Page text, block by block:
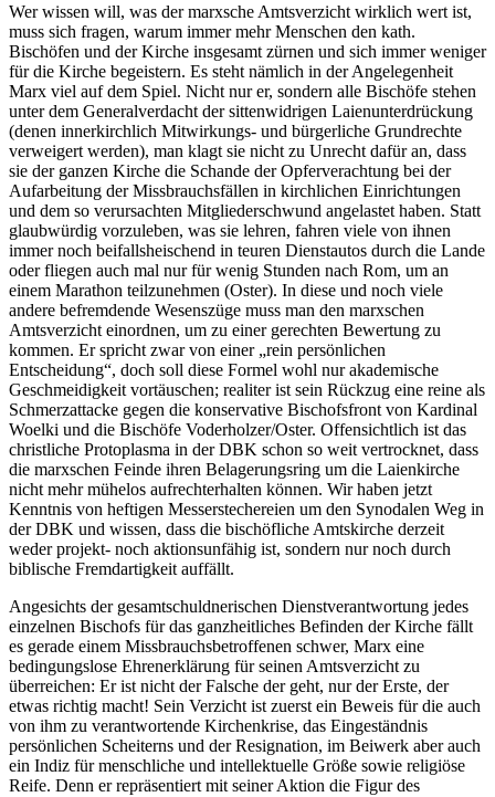
Wer wissen will, was der marxsche Amtsverzicht wirklich wert ist,
muss sich fragen, warum immer mehr Menschen den kath.
Bischöfen und der Kirche insgesamt zürnen und sich immer weniger
für die Kirche begeistern. Es steht nämlich in der Angelegenheit
Marx viel auf dem Spiel. Nicht nur er, sondern alle Bischöfe stehen
unter dem Generalverdacht der sittenwidrigen Laienunterdrückung
(denen innerkirchlich Mitwirkungs- und bürgerliche Grundrechte
verweigert werden), man klagt sie nicht zu Unrecht dafür an, dass
sie der ganzen Kirche die Schande der Opferverachtung bei der
Aufarbeitung der Missbrauchsfällen in kirchlichen Einrichtungen
und dem so verursachten Mitgliederschwund angelastet haben. Statt
glaubwürdig vorzuleben, was sie lehren, fahren viele von ihnen
immer noch beifallsheischend in teuren Dienstautos durch die Lande
oder fliegen auch mal nur für wenig Stunden nach Rom, um an
einem Marathon teilzunehmen (Oster). In diese und noch viele
andere befremdende Wesenszüge muss man den marxschen
Amtsverzicht einordnen, um zu einer gerechten Bewertung zu
kommen. Er spricht zwar von einer „rein persönlichen
Entscheidung“, doch soll diese Formel wohl nur akademische
Geschmeidigkeit vortäuschen; realiter ist sein Rückzug eine reine als
Schmerzattacke gegen die konservative Bischofsfront von Kardinal
Woelki und die Bischöfe Voderholzer/Oster. Offensichtlich ist das
christliche Protoplasma in der DBK schon so weit vertrocknet, dass
die marxschen Feinde ihren Belagerungsring um die Laienkirche
nicht mehr mühelos aufrechterhalten können. Wir haben jetzt
Kenntnis von heftigen Messerstechereien um den Synodalen Weg in
der DBK und wissen, dass die bischöfliche Amtskirche derzeit
weder projekt- noch aktionsunfähig ist, sondern nur noch durch
biblische Fremdartigkeit auffällt.
Angesichts der gesamtschuldnerischen Dienstverantwortung jedes
einzelnen Bischofs für das ganzheitliches Befinden der Kirche fällt
es gerade einem Missbrauchsbetroffenen schwer, Marx eine
bedingungslose Ehrenerklärung für seinen Amtsverzicht zu
überreichen: Er ist nicht der Falsche der geht, nur der Erste, der
etwas richtig macht! Sein Verzicht ist zuerst ein Beweis für die auch
von ihm zu verantwortende Kirchenkrise, das Eingeständnis
persönlichen Scheiterns und der Resignation, im Beiwerk aber auch
ein Indiz für menschliche und intellektuelle Größe sowie religiöse
Reife. Denn er repräsentiert mit seiner Aktion die Figur des